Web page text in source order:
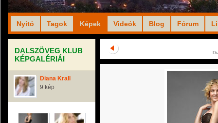
Nyitó Tagok Képek Videók Blog Fórum
DALSZÖVEG KLUB
KÉPGALÉRIÁI
Diana Krall
9 kép